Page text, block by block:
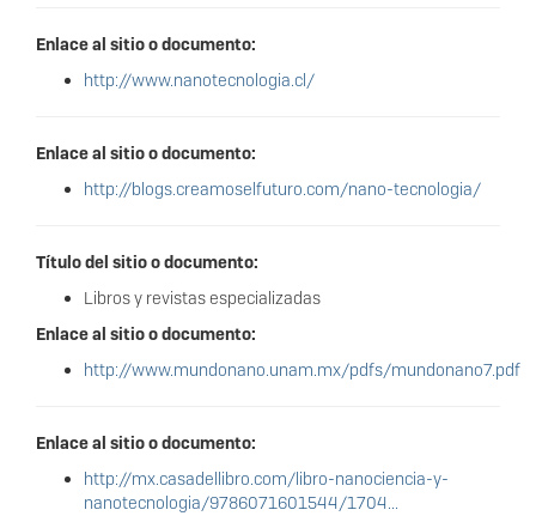
Enlace al sitio o documento:
http://www.nanotecnologia.cl/
Enlace al sitio o documento:
http://blogs.creamoselfuturo.com/nano-tecnologia/
Título del sitio o documento:
Libros y revistas especializadas
Enlace al sitio o documento:
http://www.mundonano.unam.mx/pdfs/mundonano7.pdf
Enlace al sitio o documento:
http://mx.casadellibro.com/libro-nanociencia-y-
nanotecnologia/9786071601544/1704...